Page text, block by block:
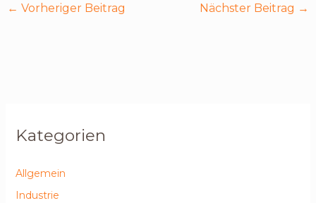
← Vorheriger Beitrag Nächster Beitrag →
Kategorien
Allgemein
Industrie